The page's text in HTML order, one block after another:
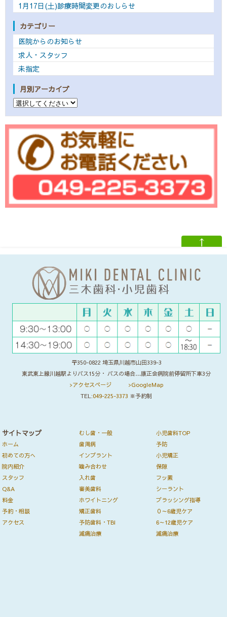
1月17日(土)診療時間変更のおしらせ
カテゴリー
医院からのお知らせ
求人・スタッフ
未指定
月別アーカイブ
↑
〒350-0822 埼玉県川越市山田339-3
東武東上線川越駅よりバス15分・ バスの場合…康正会病院前停留所下車3分
>アクセスページ
>GoogleMap
TEL:049-225-3373 ※予約制
サイトマップ
ホーム
初めての方へ
院内紹介
スタッフ
Q&A
料金
予約・相談
アクセス
むし歯・一般
歯周病
インプラント
噛み合わせ
入れ歯
審美歯科
ホワイトニング
矯正歯科
予防歯科・TBI
減痛治療
小児歯科TOP
予防
小児矯正
保隙
フッ素
シーラント
ブラッシング指導
０～6歳児ケア
6～12歳児ケア
減痛治療